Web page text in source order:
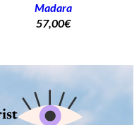
Madara
57,00€